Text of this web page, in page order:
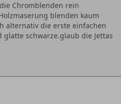
Chromblenden rein
blenden kaum
alternativ die erste einfachen
schwarze.glaub die Jettas